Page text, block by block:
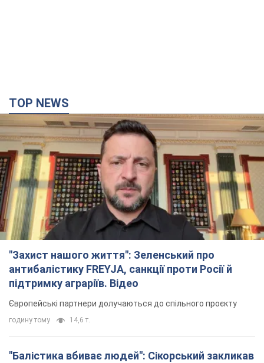
TOP NEWS
"Захист нашого життя": Зеленський про
антибалістику FREYJA, санкції проти Росії й
підтримку аграріїв. Відео
Європейські партнери долучаються до спільного проєкту
годину тому 14,6 т.
"Балістика вбиває людей": Сікорський закликав